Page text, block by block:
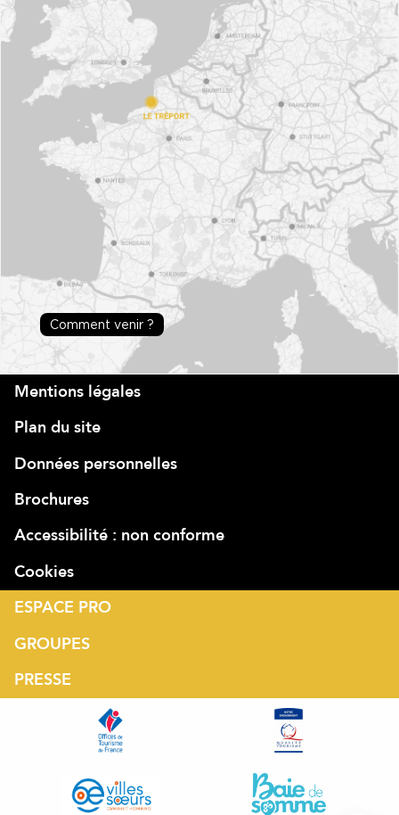
Comment venir ?
Mentions légales
Plan du site
Données personnelles
Brochures
Accessibilité : non conforme
Cookies
ESPACE PRO
GROUPES
PRESSE